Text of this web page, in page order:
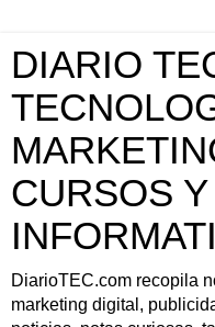
DIARIO
CURSOS
DiarioTEC.com recopila
marketing digital,